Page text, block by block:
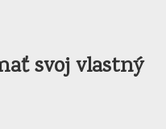
svoj vlastný